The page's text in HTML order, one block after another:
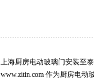
上海厨房电动玻璃门安装至
www.zitin.com 作为厨房电